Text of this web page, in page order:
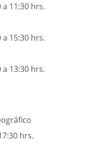
11:30 hrs.
15:30 hrs.
13:30 hrs.
hrs.